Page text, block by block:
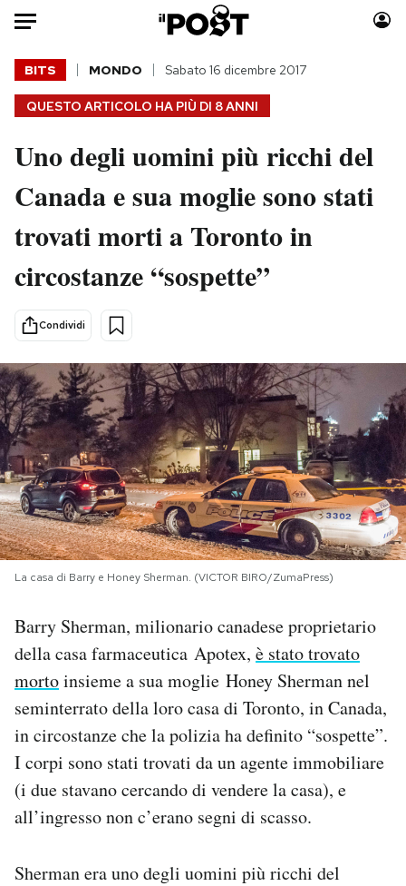
Auto
HOME
Italia
Politica
Tecnologia
Scienza
Cultura
Economia
Sport
Moda
Consumismi
Storie/Idee
Media
Mondiali calcio 2026
PODCAST
NEWSLETTER
I MIEI PREFERITI
SHOP
CALENDARIO
AREA PERSONALE
Notifiche mobile
Hai bisogno di aiuto?
QUESTO ARTICOLO HA PIÙ DI 8 ANNI
BITS MONDO Sabato 16 dicembre 2017
Uno degli uomini più ricchi del
Canada e sua moglie sono stati
trovati morti a Toronto in
circostanze “sospette”
Condividi
La casa di Barry e Honey Sherman. (VICTOR BIRO/ZumaPress)
Barry Sherman, milionario canadese proprietario
della casa farmaceutica Apotex, è stato trovato
mortoinsieme a sua moglie Honey Sherman nel
seminterrato della loro casa di Toronto, in Canada,
in circostanze che la polizia ha definito “sospette”.
I corpi sono stati trovati da un agente immobiliare
(i due stavano cercando di vendere la casa), e
all’ingresso non c’erano segni di scasso.
Sherman era uno degli uomini più ricchi del